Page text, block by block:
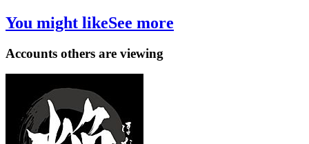
You might likeSee more
Accounts others are viewing